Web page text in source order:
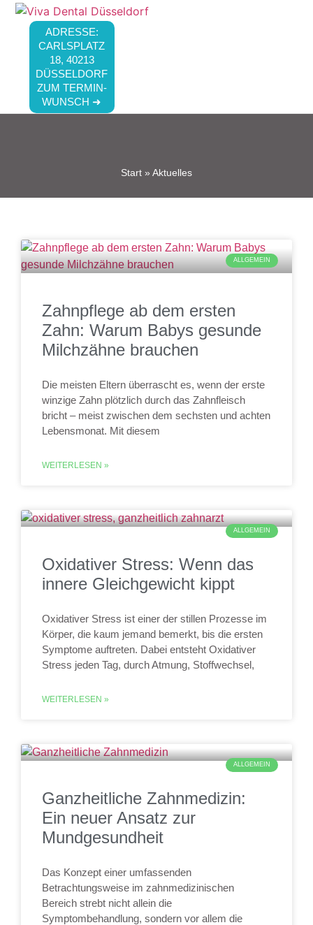
ADRESSE:
CARLSPLATZ
18, 40213
DÜSSELDORF
ZUM TERMIN-
WUNSCH ➜
Start » Aktuelles
ALLGEMEIN
Zahnpflege ab dem ersten
Zahn: Warum Babys gesunde
Milchzähne brauchen
Die meisten Eltern überrascht es, wenn der erste
winzige Zahn plötzlich durch das Zahnfleisch
bricht – meist zwischen dem sechsten und achten
Lebensmonat. Mit diesem
WEITERLESEN »
ALLGEMEIN
Oxidativer Stress: Wenn das
innere Gleichgewicht kippt
Oxidativer Stress ist einer der stillen Prozesse im
Körper, die kaum jemand bemerkt, bis die ersten
Symptome auftreten. Dabei entsteht Oxidativer
Stress jeden Tag, durch Atmung, Stoffwechsel,
WEITERLESEN »
ALLGEMEIN
Ganzheitliche Zahnmedizin:
Ein neuer Ansatz zur
Mundgesundheit
Das Konzept einer umfassenden
Betrachtungsweise im zahnmedizinischen
Bereich strebt nicht allein die
Symptombehandlung, sondern vor allem die